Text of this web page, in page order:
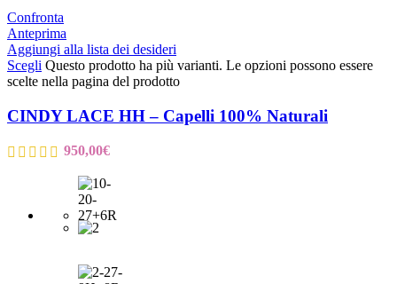
Confronta
Anteprima
Aggiungi alla lista dei desideri
Scegli Questo prodotto ha più varianti. Le opzioni possono essere
scelte nella pagina del prodotto
CINDY LACE HH – Capelli 100% Naturali
950,00€